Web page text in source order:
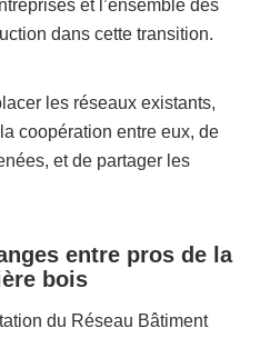
et l’ensemble des
dans cette transition.
les réseaux existants,
coopération entre eux, de
et de partager les
entre pros de la
bois
du Réseau Bâtiment